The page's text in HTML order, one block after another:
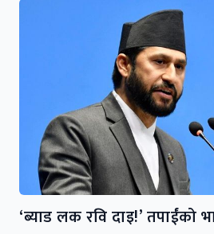
‘ब्याड लक रवि दाइ!’ तपाईंको